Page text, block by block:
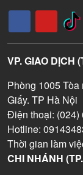
VP. GIAO DỊCH
Phòng 1005
Giấy. TP Hà Nội
Điện thoại: (024)
Hotline:
Thời gian làm
CHI NHÁNH